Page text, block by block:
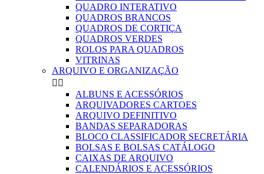
QUADRO INTERATIVO
QUADROS BRANCOS
QUADROS DE CORTIÇA
QUADROS VERDES
ROLOS PARA QUADROS
VITRINAS
ARQUIVO E ORGANIZAÇÃO
 
ALBUNS E ACESSÓRIOS
ARQUIVADORES CARTOES
ARQUIVO DEFINITIVO
BANDAS SEPARADORAS
BLOCO CLASSIFICADOR SECRETÁRIA
BOLSAS E BOLSAS CATÁLOGO
CAIXAS DE ARQUIVO
CALENDÁRIOS E ACESSÓRIOS